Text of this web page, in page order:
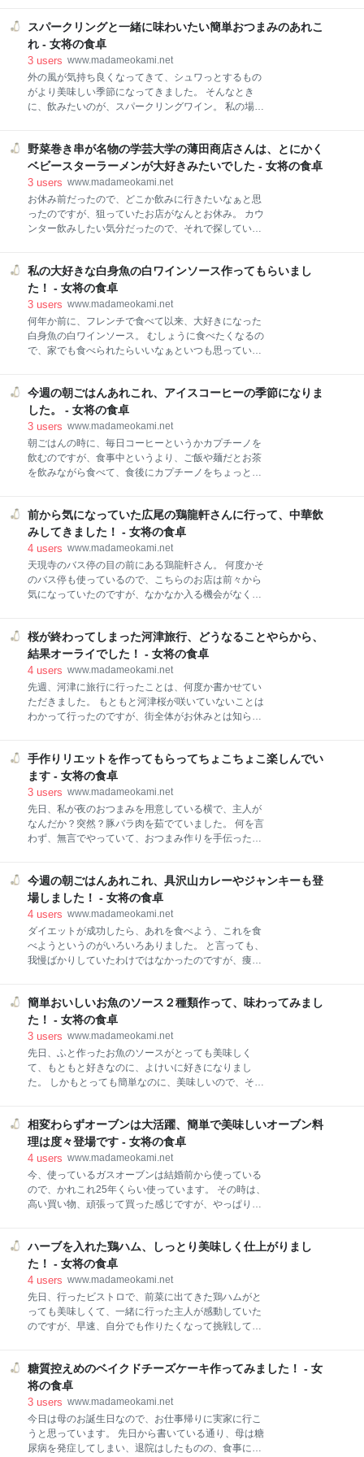
ーブック 食べたもの＆飲んだもの 季節野菜のフリット
と白ワイン きのこのサラダ 美食家のガレット タリア
ータ 海老といかと舞茸のバジル炒め 水茄子と新生姜と
ル
っていて、かれこれ２年くらい閉まっていました。 こ
の度、綺麗になって７月にOPENする、というのを聞
いたので、せっかくなので、新しくなった二の平渋谷
荘に行ってみることにしました。 リニューアルオープ
ンしたての二の平渋谷荘に行ってきました！ 二の平渋
谷荘 予約 場所 外観 ロビー チェックインとチェックア
荘に行ってきました！ 二の平渋谷荘 hakone-
shibuya.jp 予約 渋谷区の保養所は、渋谷区在住の方だ
けでなく、在勤、在学の方も
スパークリングと一緒に味わいたい簡単おつまみのあれこ
れ - 女将の食卓
3 users www.madameokami.net
外の風が気持ち良くなってきて、シュワっとするもの
がより美味しい季節になってきました。 そんなとき
に、飲みたいのが、スパークリングワイン。 私の場
も手軽に楽しみたいけれど、いったい、どんなおつま
みを合わせたら良いのかなぁ、と構えてしまったり、
悩んでしまう方もいらっしゃるかもしれません。 そん
な方にもお薦めな、簡単おいしい、いつものおつまみ
で、スパークリングワインに合うものをいくつかご紹
介します。 暑くなってきた今、爽やかに素敵な時間を
トマトソース ニース風サラダ アヒージョ 魚介編 ムー
ル貝の酒蒸し 海老と紫蘇の春巻 スパークリングと一緒
に味わいたいおつまみあれこれ 野菜編 茄子の蒸し焼
き フ
野菜巻き串が名物の学芸大学の薄田商店さんは、とにかく
ベビースターラーメンが大好きみたいでした - 女将の食卓
3 users www.madameokami.net
お休み前だったので、どこか飲みに行きたいなぁと思
ったのですが、狙っていたお店がなんとお休み。 カウ
ンター飲みしたい気分だったので、それで探していた
です。 いくつか候補店を見つけていたら、主人が、こ
のお店気になる、と言ったので、予約して行ってみる
ことにしました。 いくつかコースがある中で、一番人
気のものにして、足りなかったら追加しようと、実際
２品追加して食べてみました。 野菜巻き串が名物の学
芸大学の薄田商店さんは、とにかくベビースターラー
ュー コース コースのお飲み物メニュー テーブルセッ
ト 食べたもの＆飲んだもの キャベツサラダ 極上トロ
レバー 巻き串 塩唐揚げおろしポン酢 ささみ串 クリー
ム
私の大好きな白身魚の白ワインソース作ってもらいまし
た！ - 女将の食卓
3 users www.madameokami.net
何年か前に、フレンチで食べて以来、大好きになった
白身魚の白ワインソース。 むしょうに食べたくなるの
で、家でも食べられたらいいなぁといつも思っていた
たまた作ってくれるように何度も約束したのでした。
私の大好きな白身魚の白ワインソース作ってもらいま
した！ 材料 手順 出来上がり！ 食べてみました！ 私の
大好きな白身魚の白ワインソース作ってもらいまし
た！ 材料 白身魚（鱸・鰆） 白ワイン 生クリーム バタ
ー オリーブ 小麦粉 オリーブオイル 野菜（新玉葱・ズ
たので、鰆（さわら）も。 真鯛でも舌平目でも、ま
た、帆立のような貝にも美味しいソースだと思いま
す。 野菜は、家にあったものを使っていますが、マッ
今週の朝ごはんあれこれ、アイスコーヒーの季節になりま
した。 - 女将の食卓
3 users www.madameokami.net
朝ごはんの時に、毎日コーヒーというかカプチーノを
飲むのですが、食事中というより、ご飯や麺だとお茶
を飲みながら食べて、食後にカプチーノをちょっとし
りからアイスコーヒーで飲んでいましたが、今週は
29℃くらいになったこともあり、私もいよいよアイス
コーヒーを始めました。 今週の朝ごはんあれこれ、ア
イスコーヒーの季節になりました。 アイスコーヒー パ
ン ピザトースト オープンサンド 冷凍庫のパン パスタ
ペペロンチーノ 海老のトマトパスタ 麺類 焼きそば 釜
氷で飲めば良いのでしょうが、濃いのが好きなので、
夜のうちに濃いめに淹れて冷やしています。 パン ピザ
トースト 上の写真です。 ピザトーストってたまに
前から気になっていた広尾の鶏龍軒さんに行って、中華飲
みしてきました！ - 女将の食卓
4 users www.madameokami.net
天現寺のバス停の目の前にある鶏龍軒さん。 何度かそ
のバス停も使っているので、こちらのお店は前々から
気になっていたのですが、なかなか入る機会がなく
でいますか？」と聞いたら、こちらのお店の名前が出
てきました。 ちょっと前に、またこちらの前を通っ
て、やっぱり気になるなぁと思ったので、「えっ！あ
のお店ですか？美味しいですか？」など、より興味が
湧いてきて、今度行ってみよう！と思っていたのでし
た。 やっぱり信頼できる人の口コミって大事ですね。
ドメニュー 一品料理 ご飯もの 麺類 食べたもの＆飲ん
だもの 瓶ビールと春巻 餃子 酢豚 紹興酒のハイボール
ラーメンと半チャーハンセット 前から気になっていた
広尾
桜が終わってしまった河津旅行、どうなることやらから、
結果オーライでした！ - 女将の食卓
4 users www.madameokami.net
先週、河津に旅行に行ったことは、何度か書かせてい
ただきました。 もともと河津桜が咲いていないことは
わかって行ったのですが、街全体がお休みとは知ら
かり楽しむことができたので、一番の目的は達成。 そ
れで、帰りに、少しは観光して行こうかと思ったので
すが、またつまずき、お土産も買えなかったので、帰
り道の伊豆高原に寄ってみることにしました。 桜が終
わってしまった河津旅行、どうなることやらから、結
果オーライでした！ 伊豆急下田線 景色 我が家へお土
た河津旅行、どうなることやらから、結果オーライで
した！ 伊豆急下田線 行きの電車は久しぶりに踊り子号
に乗ったのですが、帰りの時間や計画はたてていなか
ったので、
手作りリエットを作ってもらってちょこちょこ楽しんでい
ます - 女将の食卓
3 users www.madameokami.net
先日、私が夜のおつまみを用意している横で、主人が
なんだか？突然？豚バラ肉を茹でていました。 何を言
わず、無言でやっていて、おつまみ作りを手伝ったも
上がりました。 そう、手作りリエットでした。 私も
昔、作ったことがあって、主人も何度か作ってくれま
したが、最近食べていなくて、また食べたいね、と言
っていたのでした。 突然、美味しいものが出来上がっ
たので、ちょっと出来立てを食べてみたらそれはそれ
で美味しく、それからちょこちょこ楽しんでいます。
り方 出来上がり！ ある日のプレート 手作りリエット
を作ってもらってちょこちょこ楽しんでいます 作り方
前に作った時に書いた記事です。 こちらに詳しく載っ
ています
今週の朝ごはんあれこれ、具沢山カレーやジャンキーも登
場しました！ - 女将の食卓
4 users www.madameokami.net
ダイエットが成功したら、あれを食べよう、これを食
べようというのがいろいろありました。 と言っても、
我慢ばかりしていたわけではなかったのですが、痩せ
はついつい避けていた気がします。 今、やっとたまに
は食べていいかも、というくらいになったので、今週
は、久しぶりに具沢山のカレーをたっぷり作ったり、
ジャンキーなものも食べてみました。 メリハリで楽し
めたらいいですね。 今週の朝ごはんあれこれ、具沢山
カレーやジャンキーも登場しました！ ご飯 カレーライ
ハムのクリームパスタ おまけ コーヒータイムの生八ツ
橋 今週の朝ごはんあれこれ、具沢山カレーやジャンキ
ーも登場しました！ ご飯 カレーライス もともと
簡単おいしいお魚のソース２種類作って、味わってみまし
た！ - 女将の食卓
3 users www.madameokami.net
先日、ふと作ったお魚のソースがとっても美味しく
て、もともと好きなのに、よけいに好きになりまし
た。 しかもとっても簡単なのに、美味しいので、それ
２種類に挑戦してみることにしました。 勿論、大成
功！ こんなに簡単とは思えないしっかり味わえるソー
ス、これは当分、家飲みが楽しくなりそうです。 簡単
おいしいお魚のソース２種類作って、味わってみまし
た！ チーズソース 手順 出来上がり！ 焦がしバターの
チーズ 手順 出来上がり！ ２種のソースのテーブル 簡
手順 １．バターを溶かして滑らかにします。 ２．パル
メザンチーズを細かくしたものを混ぜます。（粉チー
ズでも良いそうです。） ３．アーモンドプードル、パ
プリカ
相変わらずオーブンは大活躍、簡単で美味しいオーブン料
理は度々登場です - 女将の食卓
4 users www.madameokami.net
今、使っているガスオーブンは結婚前から使っている
ので、かれこれ25年くらい使っています。 その時は、
高い買い物、頑張って買った感じですが、やっぱりい
ーブンで使うことのほうが多いかも、と思うくらいで
す。 オーブン料理は食べても美味しいですが、作るの
も簡単、本当に便利です。 最近もまたいろいろ使って
いるので、そんな簡単おいしい料理をご紹介します。
相変わらずオーブンは大活躍、簡単で美味しいオーブ
ン料理は度々登場です 鰯のパン粉焼き ローストビーフ
す 鰯のパン粉焼き 簡単で美味しい一品。 ひらいた鰯
に塩胡椒をして、オリーブオイルをかけ、パン粉をま
ぶしてオーブンで焼くだけです。 今回、よりヘルシー
に
ハーブを入れた鶏ハム、しっとり美味しく仕上がりまし
た！ - 女将の食卓
4 users www.madameokami.net
先日、行ったビストロで、前菜に出てきた鶏ハムがと
っても美味しくて、一緒に行った主人が感動していた
のですが、早速、自分でも作りたくなって挑戦してい
なこんなで作ってもらった鶏ハム、しっとりしていい
香がしてとっても美味しかったです。 ハーブを入れた
鶏ハム、しっとり美味しく仕上がりました！ 鶏ハム仕
込み 漬けこみ 火入れ ソース 盛り付け スペアリブの煮
込み ハーブを入れた鶏ハム、しっとり美味しく仕上が
りました！ 鶏ハム仕込み 漬けこみ 鶏の胸肉を、お水
糖質控えめのベイクドチーズケーキ作ってみました！ - 女
将の食卓
3 users www.madameokami.net
今日は母のお誕生日なので、お仕事帰りに実家に行こ
うと思っています。 先日から書いている通り、母は糖
尿病を発症してしまい、退院はしたものの、食事に気